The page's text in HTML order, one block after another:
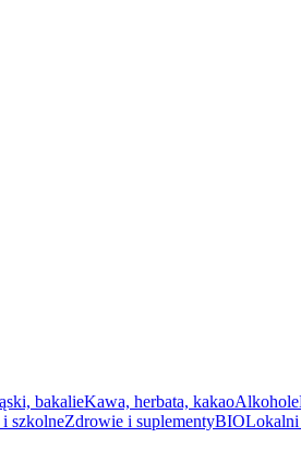
bakalieKawa, herbata, kakaoAlkohole
szkolneZdrowie i suplementyBIOLokalni